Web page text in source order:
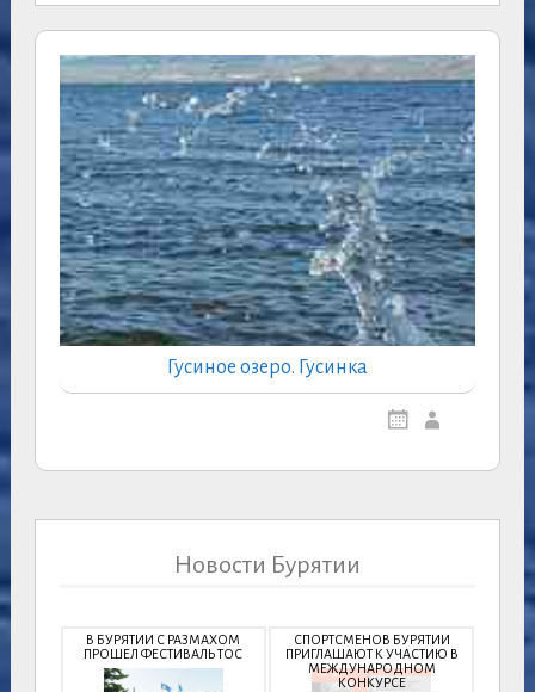
Гусиное озеро. Гусинка
Новости Бурятии
В БУРЯТИИ С РАЗМАХОМ
ПРОШЕЛ ФЕСТИВАЛЬ ТОС
СПОРТСМЕНОВ БУРЯТИИ
ПРИГЛАШАЮТ К УЧАСТИЮ В
МЕЖДУНАРОДНОМ
КОНКУРСЕ